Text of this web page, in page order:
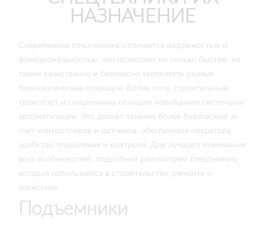
НАЗНАЧЕНИЕ
Современная спецтехника отличается надежностью и
функциональностью, что позволяет не только быстро, но
также качественно и безопасно выполнять разные
технологические операции. Более того, строительный
транспорт и спецтехника оснащен новейшими системами
автоматизации. Это делает технику более безопасной за
счет контроллеров и датчиков, обеспечивая оператору
удобство управления и контроля. Для лучшего понимания
всех особенностей, подробней рассмотрим спецтехнику,
которая используется в строительстве, ремонте и
логистике.
Подъемники